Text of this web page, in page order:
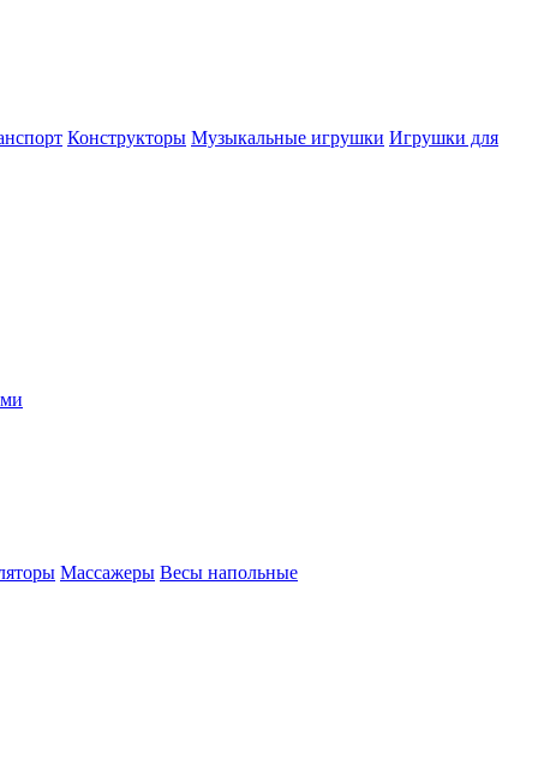
Конструкторы Музыкальные игрушки Игрушки для
Массажеры Весы напольные